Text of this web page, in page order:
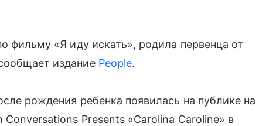
фильму «Я иду искать», родила первенца от
издание People.
рождения ребенка появилась на публике на
Presents «Carolina Caroline» в